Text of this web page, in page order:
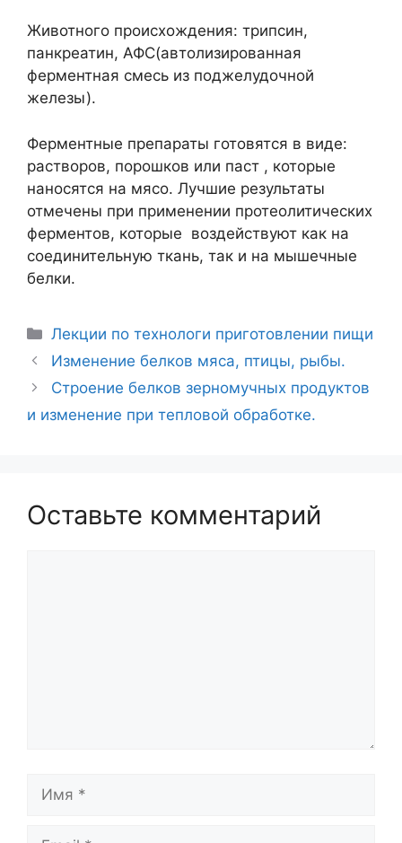
Животного происхождения: трипсин,
панкреатин, АФС(автолизированная
ферментная смесь из поджелудочной
железы).
Ферментные препараты готовятся в виде:
растворов, порошков или паст , которые
наносятся на мясо. Лучшие результаты
отмечены при применении протеолитических
ферментов, которые воздействуют как на
соединительную ткань, так и на мышечные
белки.
Рубрики
Лекции по технологи приготовлении пищи
Навигация
записи
Изменение белков мяса, птицы, рыбы.
Строение белков зерномучных продуктов
и изменение при тепловой обработке.
Оставьте комментарий